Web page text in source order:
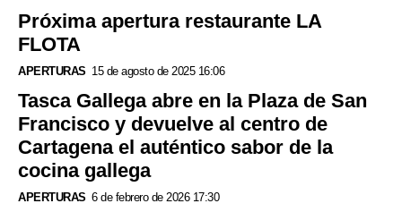
Próxima apertura restaurante LA
FLOTA
APERTURAS 15 de agosto de 2025 16:06
Tasca Gallega abre en la Plaza de San
Francisco y devuelve al centro de
Cartagena el auténtico sabor de la
cocina gallega
APERTURAS 6 de febrero de 2026 17:30